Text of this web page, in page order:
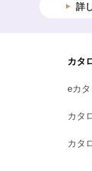
詳
カタ
eカ
カタ
カタ